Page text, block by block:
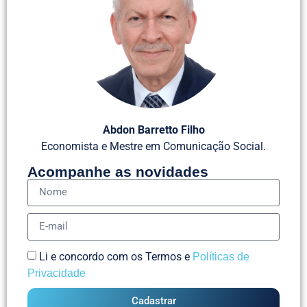
Abdon Barretto Filho
Economista e Mestre em Comunicação Social.
Acompanhe as novidades
Li e concordo com os Termos e Políticas de
Privacidade
Cadastrar